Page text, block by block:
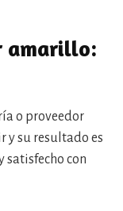
amarillo:
o proveedor
y su resultado es
satisfecho con